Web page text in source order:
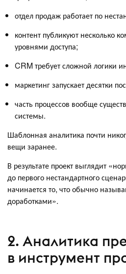
отдел продаж работает по
контент публикуют несколько
уровнями доступа;
CRM требует сложной логики
маркетинг запускает десятки
часть процессов вообще
системы.
Шаблонная аналитика почти
вещи заранее.
В результате проект выглядит
до первого нестандартного
начинается то, что обычно
доработками».
2. Аналитика
в инструмент